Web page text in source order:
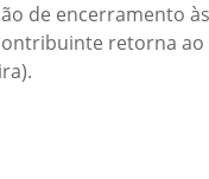
de encerramento
retorna